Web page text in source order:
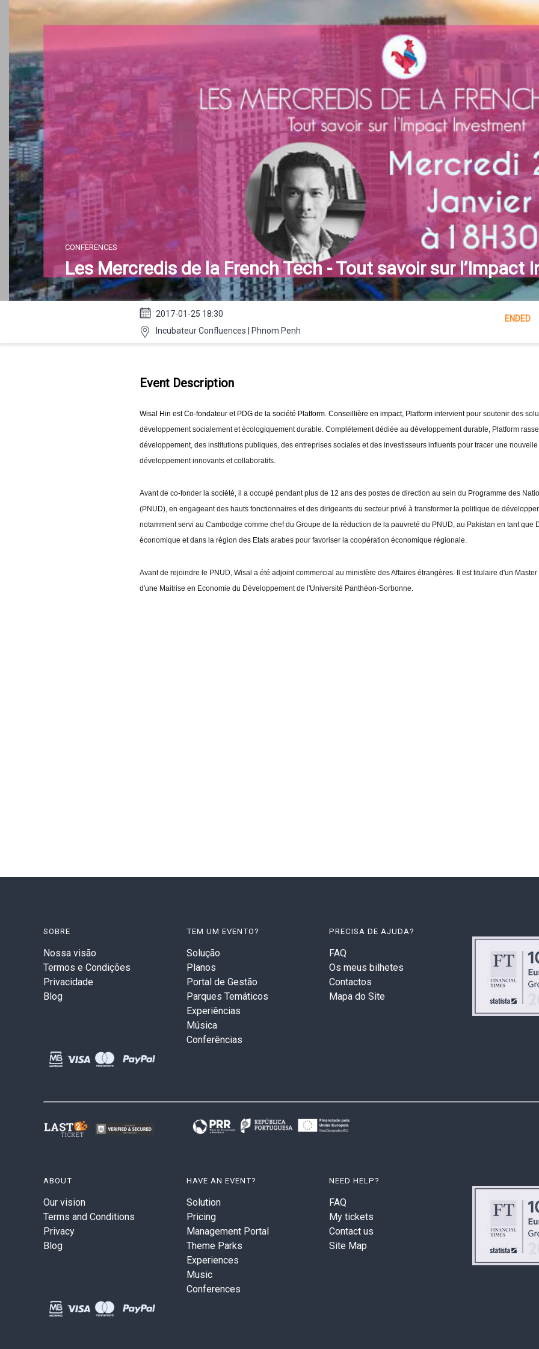
Skip
CONFERENCES
Les Mercredis de la French Tech - Tout savoir sur l’Impact
2017-01-25 18:30
Incubateur Confluences | Phnom Penh
ENDED
Event Description
Wisal Hin est Co-fondateur et PDG de la société Platform. Conseillière en impact, Platform intervient pour soutenir des
développement socialement et écologiquement durable. Complétement dédiée au développement durable, Platform
développement, des institutions publiques, des entreprises sociales et des investisseurs influents pour tracer une
développement innovants et collaboratifs.
Avant de co-fonder la société, il a occupé pendant plus de 12 ans des postes de direction au sein du Programme des
(PNUD), en engageant des hauts fonctionnaires et des dirigeants du secteur privé à transformer la politique de
notamment servi au Cambodge comme chef du Groupe de la réduction de la pauvreté du PNUD, au Pakistan en tant que
économique et dans la région des Etats arabes pour favoriser la coopération économique régionale.
Avant de rejoindre le PNUD, Wisal a été adjoint commercial au ministère des Affaires étrangères. Il est titulaire d'un
d'une Maitrise en Economie du Développement de l'Université Panthéon-Sorbonne.
SOBRE
Nossa visão
Termos e Condições
Privacidade
Blog
TEM UM EVENTO?
Solução
Planos
Portal de Gestão
Parques Temáticos
Experiências
Música
Conferências
PRECISA DE AJUDA?
FAQ
Os meus bilhetes
Contactos
Mapa do Site
ABOUT
Our vision
Terms and Conditions
Privacy
Blog
HAVE AN EVENT?
Solution
Pricing
Management Portal
Theme Parks
Experiences
Music
Conferences
NEED HELP?
FAQ
My tickets
Contact us
Site Map